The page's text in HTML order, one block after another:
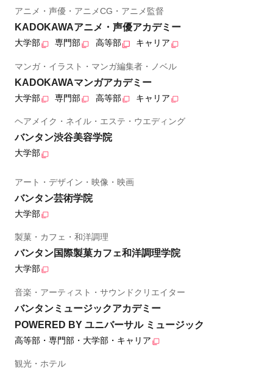
アニメ・声優・アニメCG・アニメ監督
KADOKAWAアニメ・声優アカデミー
大学部 専門部 高等部 キャリア
マンガ・イラスト・マンガ編集者・ノベル
KADOKAWAマンガアカデミー
大学部 専門部 高等部 キャリア
ヘアメイク・ネイル・エステ・ウエディング
バンタン渋谷美容学院
大学部
アート・デザイン・映像・映画
バンタン芸術学院
大学部
製菓・カフェ・和洋調理
バンタン国際製菓カフェ和洋調理学院
大学部
音楽・アーティスト・サウンドクリエイター
バンタンミュージックアカデミー
POWERED BY ユニバーサル ミュージック
高等部・専門部・大学部・キャリア
観光・ホテル